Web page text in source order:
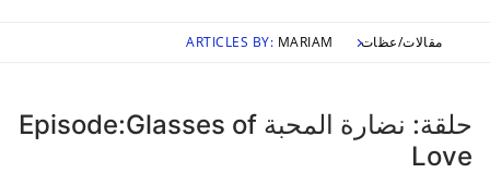
مقالات/عظات ARTICLES BY: MARIAM
حلقة: نضارة المحبة Episode:Glasses of
Love